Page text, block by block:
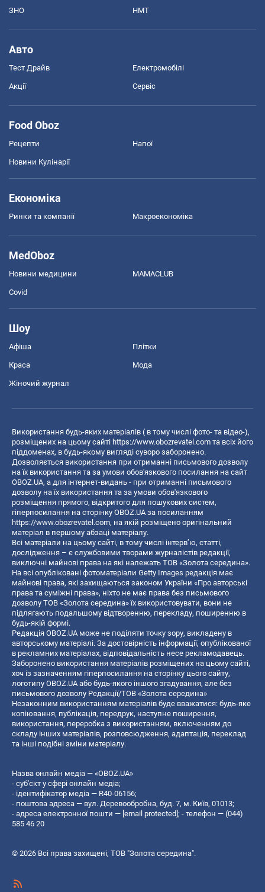
ЗНО НМТ
Авто
Тест Драйв Електромобілі
Акції Сервіс
Food Oboz
Рецепти Напої
Новини Кулінарії
Економіка
Ринки та компанії Макроекономіка
MedOboz
Новини медицини MAMACLUB
Covid
Шоу
Афіша Плітки
Краса Мода
Жіночий журнал
Використання будь-яких матеріалів ( в тому числі фото- та відео-),
розміщених на цьому сайті https://www.obozrevatel.com та всіх його
піддоменах, в будь-якому вигляді суворо заборонено.
Дозволяється використання при отриманні письмового дозволу
на їх використання та за умови обов'язкового посилання на сайт
OBOZ.UA, а для інтернет-видань - при отриманні письмового
дозволу на їх використання та за умови обов'язкового
розміщення прямого, відкритого для пошукових систем,
гіперпосилання на сторінку OBOZ.UA за посиланням
https://www.obozrevatel.com, на якій розміщено оригінальний
матеріал в першому абзаці матеріалу.
Всі матеріали на цьому сайті, в тому числі інтерв’ю, статті,
дослідження – є службовими творами журналістів редакції,
виключні майнові права на які належать ТОВ «Золота середина».
На всі опубліковані фотоматеріали Getty Images редакція має
майнові права, які захищаються законом України «Про авторські
права та суміжні права», ніхто не має права без письмового
дозволу ТОВ «Золота середина» їх використовувати, вони не
підлягають подальшому відтворенню, перекладу, поширенню в
будь-якій формі.
Редакція OBOZ.UA може не поділяти точку зору, викладену в
авторському матеріалі. За достовірність інформації, опублікованої
в рекламних матеріалах, відповідальність несе рекламодавець.
Заборонено використання матеріалів розміщених на цьому сайті,
хоч із зазначенням гіперпосилання на сторінку цього сайту,
логотипу OBOZ.UA або будь-якого іншого згадування, але без
письмового дозволу Редакції/ТОВ «Золота середина»
Незаконним використанням матеріалів буде вважатися: будь-яке
копiювання, публiкацiя, передрук, наступне поширення,
використання, переробка з використанням, включенням до
складу інших матеріалів, розповсюдження, адаптація, переклад
та інші подібні зміни матеріалу.
Назва онлайн медіа — «OBOZ.UA»
- суб'єкт у сфері онлайн медіа;
- ідентифікатор медіа — R40-06156;
- поштова адреса — вул. Деревообробна, буд. 7, м. Київ, 01013;
- адреса електронної пошти — [email protected]; - телефон — (044)
585 46 20
© 2026 Всі права захищені, ТОВ "Золота середина".